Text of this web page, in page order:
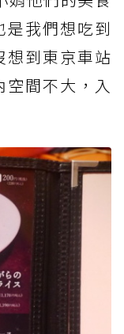
是我們想吃到
想到東京車站
間不大，入